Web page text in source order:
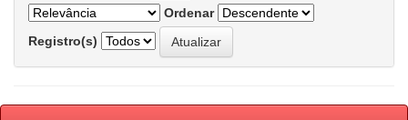
Ordenar
Registro(s)